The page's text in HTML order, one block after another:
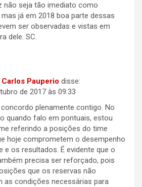
não seja tão imediato como
já em 2018 boa parte dessas
ser observadas e vistas em
dele. SC.
Pauperio disse:
de 2017 às 09:33
plenamente contigo. No
quando falo em pontuais, estou
referindo a posições do time
hoje comprometem o desempenho
e os resultados. É evidente que o
precisa ser reforçado, pois
que os reservas não
as condições necessárias para